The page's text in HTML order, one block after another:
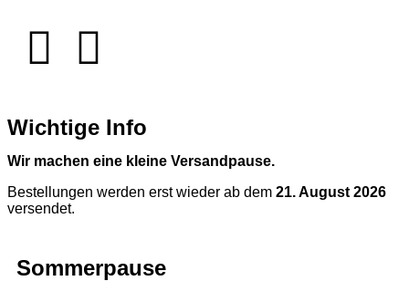
Wichtige Info
Wir machen eine kleine Versandpause.
Bestellungen werden erst wieder ab dem 21. August 2026
versendet.
Sommerpause